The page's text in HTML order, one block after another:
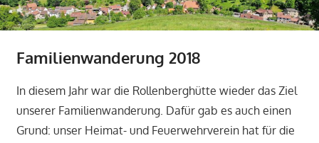
Familienwanderung 2018
In diesem Jahr war die Rollenberghütte wieder das Ziel
unserer Familienwanderung. Dafür gab es auch einen
Grund: unser Heimat- und Feuerwehrverein hat für die